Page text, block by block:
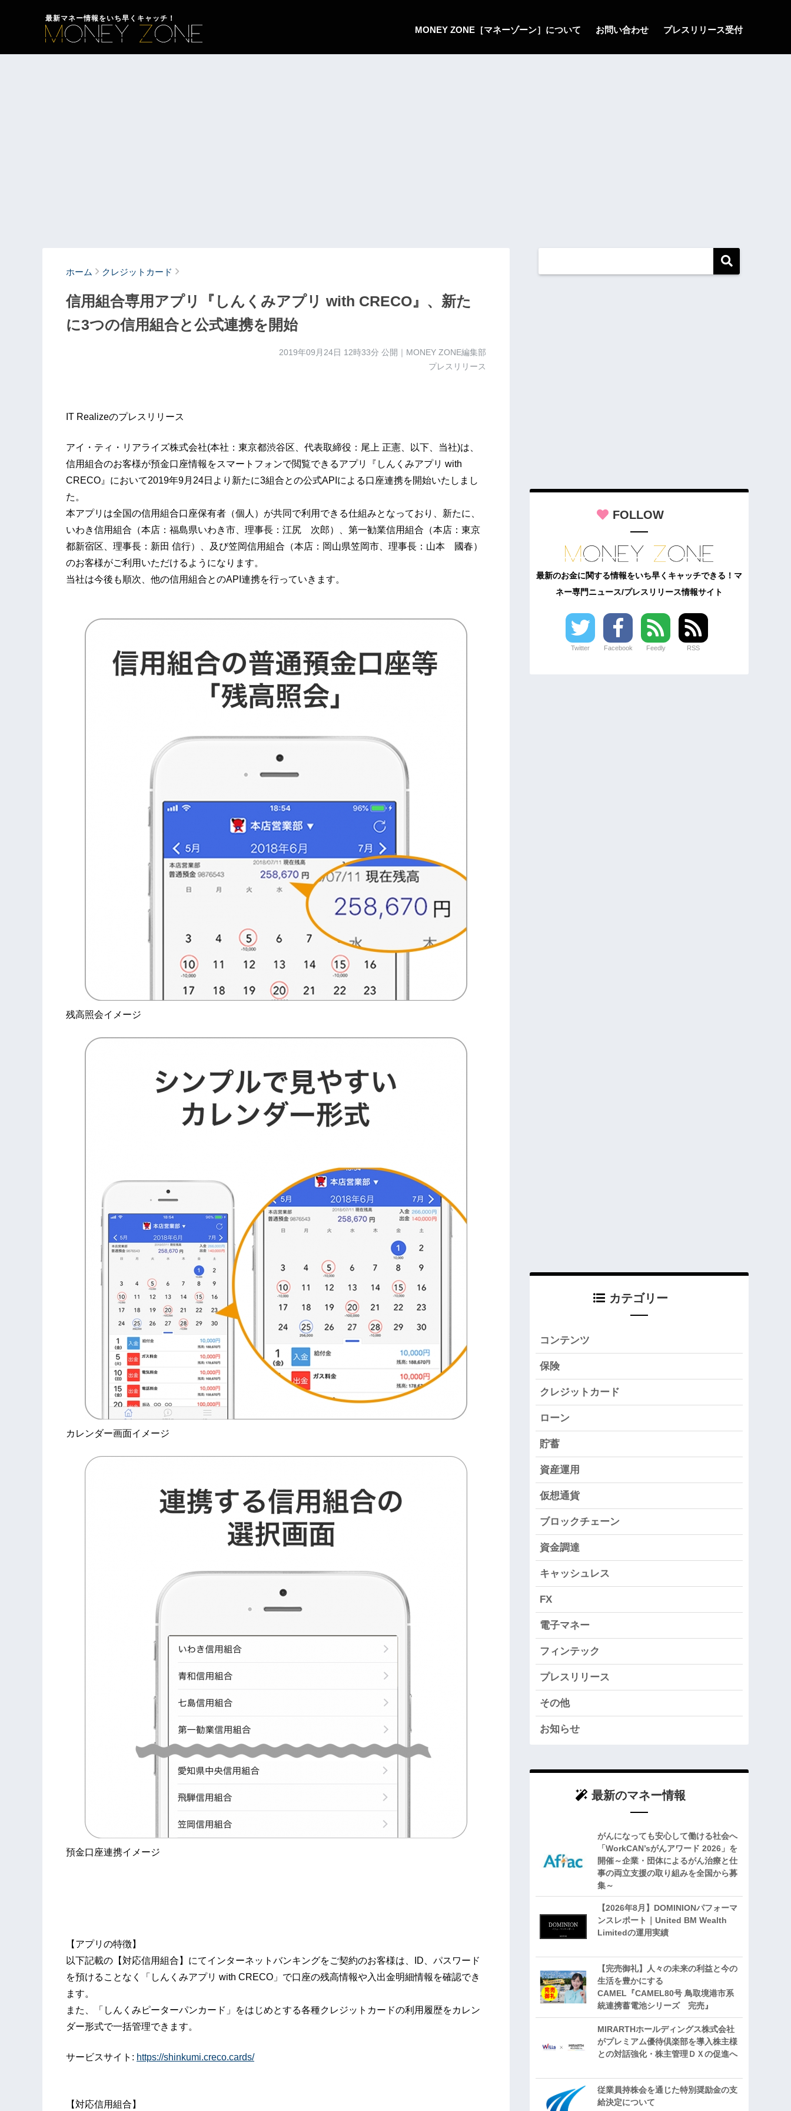
最新マネー情報をいち早くキャッチ！
MONEY ZONE［マネーゾーン］について お問い合わせ プレスリリース受付
ホーム クレジットカード
信用組合専用アプリ『しんくみアプリ with CRECO』、新た
に3つの信用組合と公式連携を開始
2019年09月24日 12時33分 公開｜MONEY ZONE編集部
プレスリリース
IT Realizeのプレスリリース
アイ・ティ・リアライズ株式会社(本社：東京都渋谷区、代表取締役：尾上 正憲、以下、当社)は、
信用組合のお客様が預金口座情報をスマートフォンで閲覧できるアプリ『しんくみアプリ with
CRECO』において2019年9月24日より新たに3組合との公式APIによる口座連携を開始いたしまし
た。
本アプリは全国の信用組合口座保有者（個人）が共同で利用できる仕組みとなっており、新たに、
いわき信用組合（本店：福島県いわき市、理事長：江尻 次郎）、第一勧業信用組合（本店：東京
都新宿区、理事長：新田 信行）、及び笠岡信用組合（本店：岡山県笠岡市、理事長：山本 國春）
のお客様がご利用いただけるようになります。
当社は今後も順次、他の信用組合とのAPI連携を行っていきます。
残高照会イメージ
カレンダー画面イメージ
預金口座連携イメージ
【アプリの特徴】
以下記載の【対応信用組合】にてインターネットバンキングをご契約のお客様は、ID、パスワード
を預けることなく「しんくみアプリ with CRECO」で口座の残高情報や入出金明細情報を確認でき
ます。
また、「しんくみピーターパンカード」をはじめとする各種クレジットカードの利用履歴をカレン
ダー形式で一括管理できます。
サービスサイト: https://shinkumi.creco.cards/
【対応信用組合】
FOLLOW
最新のお金に関する情報をいち早くキャッチできる！マ
ネー専門ニュース/プレスリリース情報サイト
Twitter Facebook Feedly RSS
カテゴリー
コンテンツ
保険
クレジットカード
ローン
貯蓄
資産運用
仮想通貨
ブロックチェーン
資金調達
キャッシュレス
FX
電子マネー
フィンテック
プレスリリース
その他
お知らせ
最新のマネー情報
がんになっても安心して働ける社会へ
「WorkCAN’sがんアワード 2026」を
開催～企業・団体によるがん治療と仕
事の両立支援の取り組みを全国から募
集～
【2026年8月】DOMINIONパフォーマ
ンスレポート｜United BM Wealth
Limitedの運用実績
【完売御礼】人々の未来の利益と今の
生活を豊かにする
CAMEL『CAMEL80号 鳥取境港市系
統連携蓄電池シリーズ 完売』
MIRARTHホールディングス株式会社
がプレミアム優待倶楽部を導入株主様
との対話強化・株主管理ＤＸの促進へ
従業員持株会を通じた特別奨励金の支
給決定について